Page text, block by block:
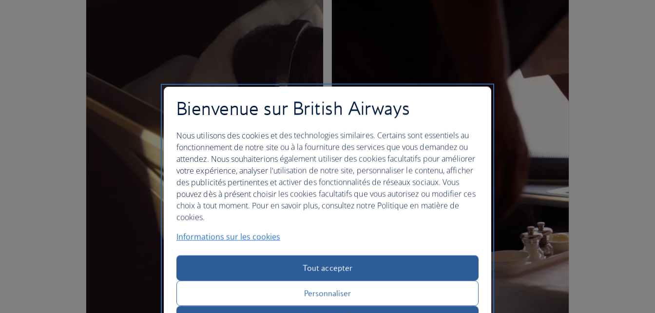
Bienvenue sur British Airways
Nous utilisons des cookies et des technologies similaires. Certains sont essentiels au
fonctionnement de notre site ou à la fourniture des services que vous demandez ou
attendez. Nous souhaiterions également utiliser des cookies facultatifs pour améliorer
votre expérience, analyser l'utilisation de notre site, personnaliser le contenu, afficher
des publicités pertinentes et activer des fonctionnalités de réseaux sociaux. Vous
pouvez dès à présent choisir les cookies facultatifs que vous autorisez ou modifier ces
choix à tout moment. Pour en savoir plus, consultez notre Politique en matière de
cookies.
Informations sur les cookies
Tout accepter
Personnaliser